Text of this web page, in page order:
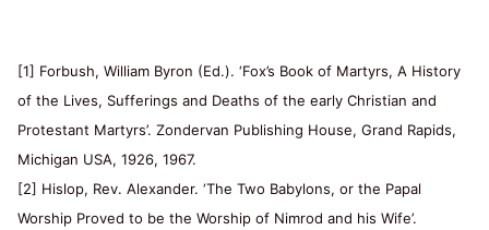
[1] Forbush, William Byron (Ed.). ‘Fox’s Book of Martyrs, A History
of the Lives, Sufferings and Deaths of the early Christian and
Protestant Martyrs’. Zondervan Publishing House, Grand Rapids,
Michigan USA, 1926, 1967.
[2] Hislop, Rev. Alexander. ‘The Two Babylons, or the Papal
Worship Proved to be the Worship of Nimrod and his Wife’.